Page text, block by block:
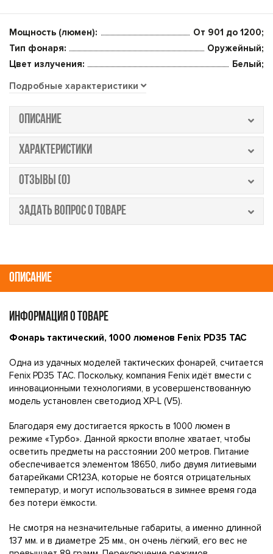
Мощность (люмен):
От 901 до 1200;
Тип фонаря:
Оружейный;
Цвет излучения:
Белый;
Подробные характеристики
ОПИСАНИЕ
ХАРАКТЕРИСТИКИ
ОТЗЫВЫ (0)
ЗАДАТЬ ВОПРОС О ТОВАРЕ
ОПИСАНИЕ
ИНФОРМАЦИЯ О ТОВАРЕ
Фонарь тактический, 1000 люменов Fenix PD35 TAC
Одна из удачных моделей тактических фонарей, считается
Fenix PD35 TAC. Поскольку, компания Fenix идёт вмести с
инновационными технологиями, в усовершенствованную
модель установлен светодиод XP-L (V5).
Благодаря ему достигается яркость в 1000 люмен в
режиме «Турбо». Данной яркости вполне хватает, чтобы
осветить предметы на расстоянии 200 метров. Питание
обеспечивается элементом 18650, либо двумя литиевыми
батарейками CR123A, которые не боятся отрицательных
температур, и могут использоваться в зимнее время года
без потери ёмкости.
Не смотря на незначительные габариты, а именно длинной
137 мм. и в диаметре 25 мм., он очень лёгкий, его вес не